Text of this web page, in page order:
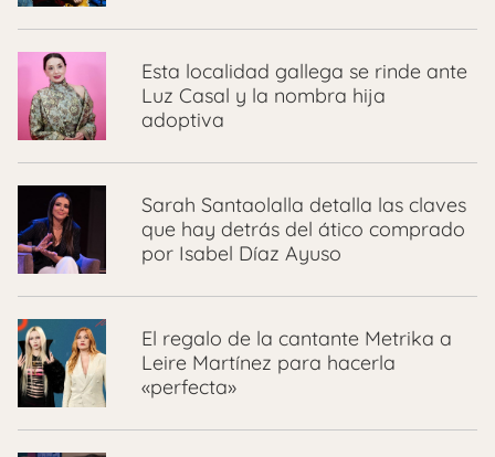
Esta localidad gallega se rinde ante
Luz Casal y la nombra hija
adoptiva
Sarah Santaolalla detalla las claves
que hay detrás del ático comprado
por Isabel Díaz Ayuso
El regalo de la cantante Metrika a
Leire Martínez para hacerla
«perfecta»